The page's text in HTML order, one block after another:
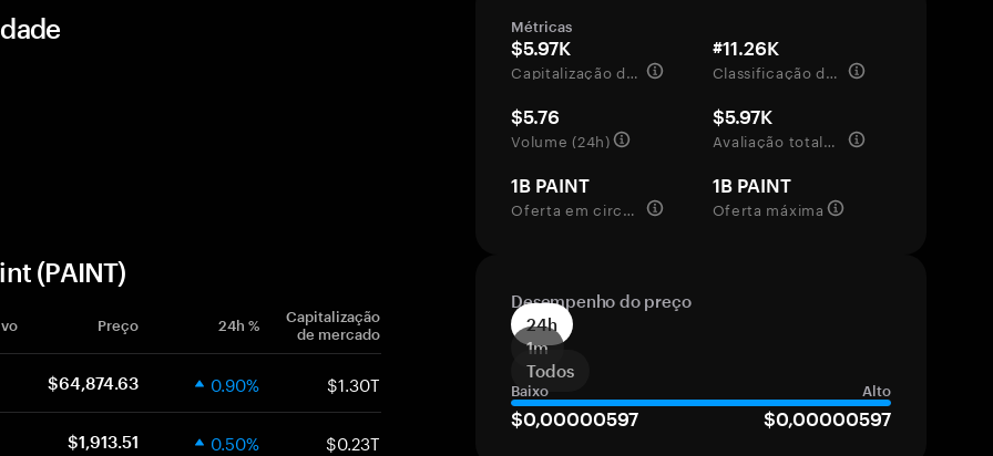
Métricas
$5.97K
Capitalização de mercado
#11.26K
Classificação de mercado
$5.76
Volume (24h)
$5.97K
Avaliação totalmente diluída
1B PAINT
Oferta em circulação
1B PAINT
Oferta máxima
Desempenho do preço
24h
1m
Todos
Baixo Alto
$0,00000597 $0,00000597
(PAINT)
Preço 24h %
Capitalização
de mercado
$64,874.63 0.90% $1.30T
$1,913.51 0.50% $0.23T